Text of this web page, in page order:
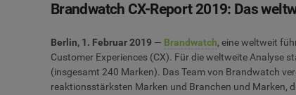
Brandwatch CX-Report 2019: Das
Berlin, 1. Februar 2019 — Brandwatch, eine weltweit
Customer Experiences (CX). Für die weltweite Analyse
(insgesamt 240 Marken). Das Team von Brandwatch
reaktionsstärksten Marken und Branchen und Marken,